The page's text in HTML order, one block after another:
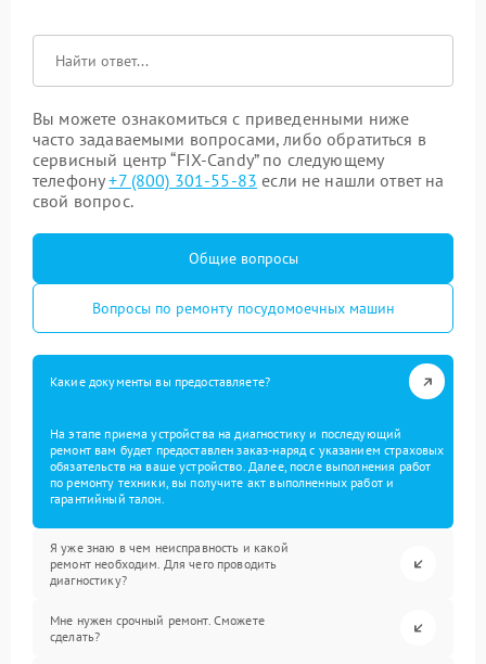
Вы можете ознакомиться с приведенными ниже
часто задаваемыми вопросами, либо обратиться в
сервисный центр “FIX-Candy” по следующему
телефону+7 (800) 301-55-83 если не нашли ответ на
свой вопрос.
Общие вопросы
Вопросы по ремонту посудомоечных машин
Какие документы вы предоставляете?
На этапе приема устройства на диагностику и последующий
ремонт вам будет предоставлен заказ-наряд с указанием страховых
обязательств на ваше устройство. Далее, после выполнения работ
по ремонту техники, вы получите акт выполненных работ и
гарантийный талон.
Я уже знаю в чем неисправность и какой
ремонт необходим. Для чего проводить
диагностику?
Мне нужен срочный ремонт. Сможете
сделать?